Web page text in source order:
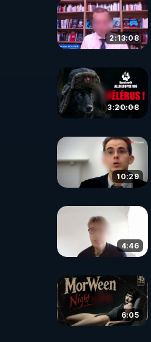
2:13:08
3:20:08
10:29
4:46
6:05